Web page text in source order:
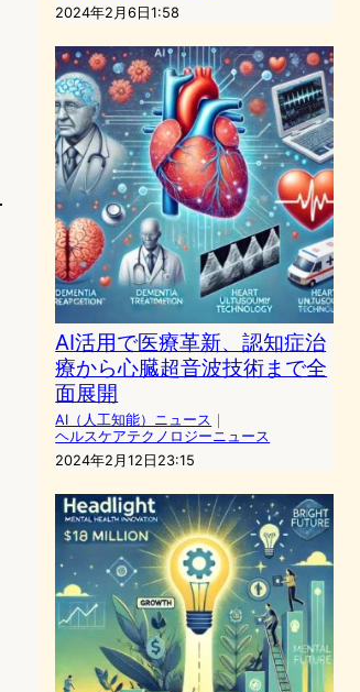
2024年2月6日1:58
AI活用で医療革新、認知症治
療から心臓超音波技術まで全
面展開
AI（人工知能）ニュース ｜
ヘルスケアテクノロジーニュース
2024年2月12日23:15